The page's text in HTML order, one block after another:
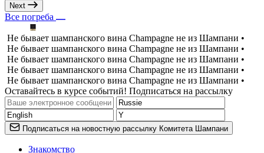
Next
Все погреба
Не бывает шампанского вина Champagne не из Шампани •
Не бывает шампанского вина Champagne не из Шампани •
Не бывает шампанского вина Champagne не из Шампани •
Не бывает шампанского вина Champagne не из Шампани •
Не бывает шампанского вина Champagne не из Шампани •
Оставайтесь в курсе событий! Подписаться на рассылку
Подписаться на новостную рассылку Комитета Шампани
Знакомство